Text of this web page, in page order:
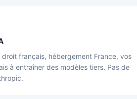
droit français, hébergement France, vos
à entraîner des modèles tiers. Pas de